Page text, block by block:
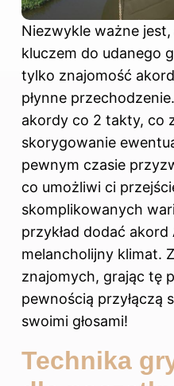
Niezwykle ważne
kluczem do udanego
tylko znajomość
płynne
akordy co 2 takty, co
skorygowanie
pewnym czasie
co umożliwi ci
skomplikowanych
przykład dodać
melancholijny klimat.
znajomych, grając tę
pewnością przyłączą
swoimi głosami!
Technika